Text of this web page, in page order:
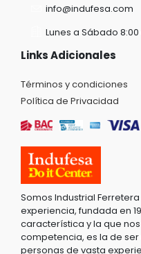
info@indufesa.com
Lunes a Sábado
Links Adicionales
Términos y condiciones
Política de Privacidad
Somos Industrial
experiencia, fundada en
característica y la que
competencia, es la de
personas de vasta